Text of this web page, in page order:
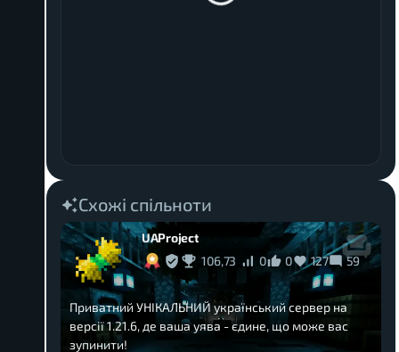
Схожі спільноти
UAProject
106,73
0 0 127 59
Приватний УНІКАЛЬНИЙ український сервер на
версії 1.21.6, де ваша уява - єдине, що може вас
зупинити!